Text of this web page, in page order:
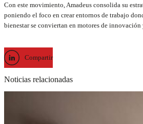
Con este movimiento, Amadeus consolida su
poniendo el foco en crear entornos de trabajo
bienestar se conviertan en motores de
Compartir
Noticias relacionadas